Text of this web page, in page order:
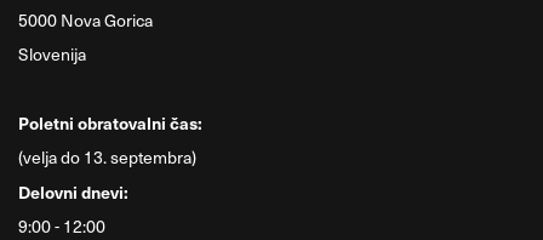
5000 Nova Gorica
Slovenija
Poletni obratovalni čas:
(velja do 13. septembra)
Delovni dnevi:
9:00 - 12:00